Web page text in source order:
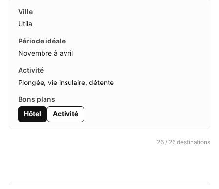
Utila
Novembre à avril
Plongée, vie insulaire, détente
Hôtel Activité
26 / 26 destinations